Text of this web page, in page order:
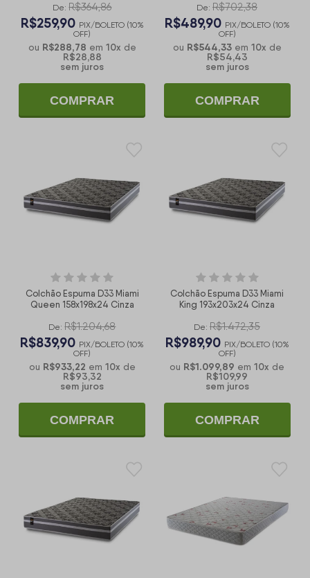
De: R$364,86
R$259,90 PIX/BOLETO (10%
OFF)
ou R$288,78 em 10x de
R$28,88
sem juros
COMPRAR
De: R$702,38
R$489,90 PIX/BOLETO (10%
OFF)
ou R$544,33em 10x de
R$54,43
sem juros
COMPRAR
Colchão Espuma D33 Miami
Queen 158x198x24 Cinza
De: R$1.204,68
R$839,90 PIX/BOLETO (10%
OFF)
ou R$933,22 em 10x de
R$93,32
sem juros
COMPRAR
Colchão Espuma D33 Miami
King 193x203x24 Cinza
De: R$1.472,35
R$989,90 PIX/BOLETO (10%
OFF)
ou R$1.099,89 em10x de
R$109,99
sem juros
COMPRAR